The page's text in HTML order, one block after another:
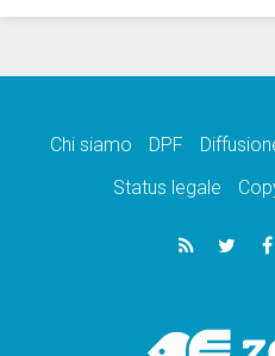
Chi siamo DPF
Status legale